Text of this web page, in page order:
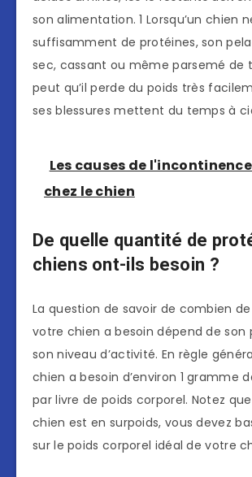
son alimentation. 1 Lorsqu’un chien
suffisamment de protéines, son
sec, cassant ou même parsemé de
peut qu’il perde du poids très
ses blessures mettent du temps à
Les causes de
chez le chien
De quelle quantité de
chiens ont-ils besoin ?
La question de savoir de combien
votre chien a besoin dépend de son
son niveau d’activité. En règle
chien a besoin d’environ 1 gramme
par livre de poids corporel. Notez
chien est en surpoids, vous devez
sur le poids corporel idéal de votre